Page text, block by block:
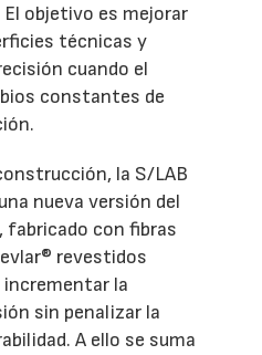
objetivo es mejorar
técnicas y
cuando el
constantes de
la S/LAB
nueva versión del
fabricado con fibras
revestidos
la
sin penalizar la
A ello se suma